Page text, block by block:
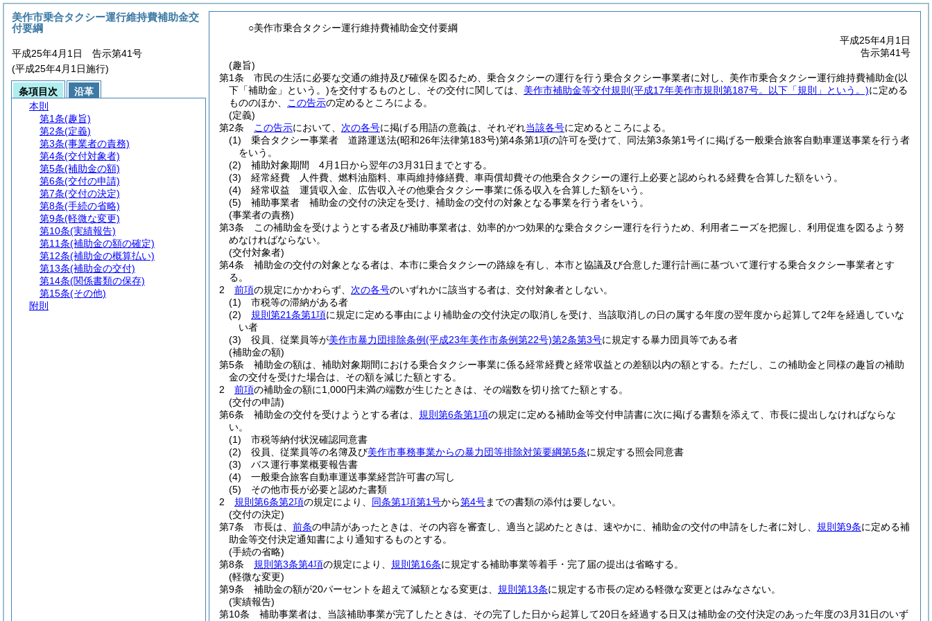
○美作市乗合タクシー運行維持費補助金交付要綱
平成25年4月1日
告示第41号
(趣旨)
第1条
市民の生活に必要な交通の維持及び確保を図るため、乗合タクシーの運行を行う乗合タクシー事業者に対し、美作市乗合タクシー運行維持費補助金(以
下「補助金」という。)を交付するものとし、その交付に関しては、 美作市補助金等交付規則 (平成17年美作市規則第187号。以下「規則」という。)に定める
もののほか、
この告示の定めるところによる。
(定義)
第2条
この告示において、 次の各号に掲げる用語の意義は、それぞれ当該各号に定めるところによる。
(1)
乗合タクシー事業者 道路運送法(昭和26年法律第183号)第4条第1項の許可を受けて、同法第3条第1号イに掲げる一般乗合旅客自動車運送事業を行う者
をいう。
(2)
補助対象期間 4月1日から翌年の3月31日までとする。
(3)
経常経費 人件費、燃料油脂料、車両維持修繕費、車両償却費その他乗合タクシーの運行上必要と認められる経費を合算した額をいう。
(4)
経常収益 運賃収入金、広告収入その他乗合タクシー事業に係る収入を合算した額をいう。
(5)
補助事業者 補助金の交付の決定を受け、補助金の交付の対象となる事業を行う者をいう。
(事業者の責務)
第3条
この補助金を受けようとする者及び補助事業者は、効率的かつ効果的な乗合タクシー運行を行うため、利用者ニーズを把握し、利用促進を図るよう努
めなければならない。
(交付対象者)
第4条
補助金の交付の対象となる者は、本市に乗合タクシーの路線を有し、本市と協議及び合意した運行計画に基づいて運行する乗合タクシー事業者とす
る。
2
前項の規定にかかわらず、 次の各号のいずれかに該当する者は、交付対象者としない。
(1)
市税等の滞納がある者
(2)
規則第21条第1項に規定に定める事由により補助金の交付決定の取消しを受け、当該取消しの日の属する年度の翌年度から起算して2年を経過していな
い者
(3)
役員、従業員等が美作市暴力団排除条例(平成23年美作市条例第22号)第2条第3号に規定する暴力団員等である者
(補助金の額)
第5条
補助金の額は、補助対象期間における乗合タクシー事業に係る経常経費と経常収益との差額以内の額とする。 ただし、この補助金と同様の趣旨の補助
金の交付を受けた場合は、その額を減じた額とする。
2
前項の補助金の額に1,000円未満の端数が生じたときは、その端数を切り捨てた額とする。
(交付の申請)
第6条
補助金の交付を受けようとする者は、 規則第6条第1項の規定に定める補助金等交付申請書に次に掲げる書類を添えて、市長に提出しなければならな
い。
(1)
市税等納付状況確認同意書
(2)
役員、従業員等の名簿及び美作市事務事業からの暴力団等排除対策要綱第5条に規定する照会同意書
(3)
バス運行事業概要報告書
(4)
一般乗合旅客自動車運送事業経営許可書の写し
(5)
その他市長が必要と認めた書類
2
規則第6条第2項の規定により、 同条第1項第1号から第4号までの書類の添付は要しない。
(交付の決定)
第7条
市長は、 前条の申請があったときは、その内容を審査し、適当と認めたときは、速やかに、補助金の交付の申請をした者に対し、 規則第9条に定める補
助金等交付決定通知書により通知するものとする。
(手続の省略)
第8条
規則第3条第4項の規定により、 規則第16条に規定する補助事業等着手・完了届の提出は省略する。
(軽微な変更)
第9条
補助金の額が20パーセントを超えて減額となる変更は、 規則第13条に規定する市長の定める軽微な変更とはみなさない。
(実績報告)
第10条
補助事業者は、当該補助事業が完了したときは、その完了した日から起算して20日を経過する日又は補助金の交付決定のあった年度の3月31日のいず
美作市乗合タクシー運行維持費補助金交
付要綱
平成25年4月1日 告示第41号
(平成25年4月1日施行)
条項目次
沿革
本則
第1条(趣旨)
第2条(定義)
第3条(事業者の責務)
第4条(交付対象者)
第5条(補助金の額)
第6条(交付の申請)
第7条(交付の決定)
第8条(手続の省略)
第9条(軽微な変更)
第10条(実績報告)
第11条(補助金の額の確定)
第12条(補助金の概算払い)
第13条(補助金の交付)
第14条(関係書類の保存)
第15条(その他)
附則